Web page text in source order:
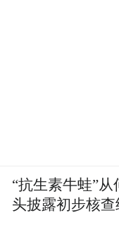
“抗生素牛蛙”从
头披露初步核查